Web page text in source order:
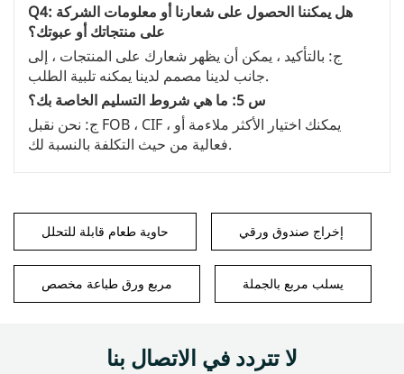
Q4: هل يمكننا الحصول على شعارنا أو معلومات الشركة
ج: بالتأكيد ، يمكن أن يظهر شعارك على المنتجات ، إلى
جانب لدينا مصمم لدينا يمكنه تلبية الطلب.
ج: نحن نقبل FOB ، CIF ، يمكنك اختيار الأكثر ملاءمة أو
فعالية من حيث التكلفة بالنسبة لك.
حاوية طعام قابلة للتحلل إخراج صندوق ورقي
مربع ورق طباعة مخصص يسلب مربع بالجملة
لا تتردد في الاتصال بنا